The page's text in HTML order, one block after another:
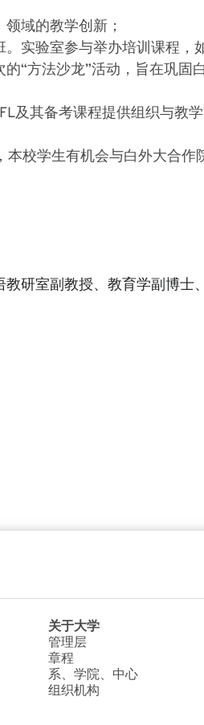
域的教学创新；
实验室参与举办培训课程，
“方法沙龙”活动，旨在巩
其备考课程提供组织与教
校学生有机会与白外大合作
研室副教授、教育学副博士
关于大学
管理层
章程
系、学院、中心
组织机构